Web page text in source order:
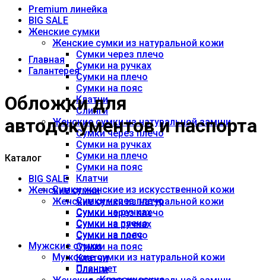
Premium линейка
BIG SALE
Женские сумки
Женские сумки из натуральной кожи
Сумки через плечо
Сумки на ручках
Сумки на плечо
Сумки на пояс
Клатчи
Слинги
Женские сумки из натуральной замши
Сумки через плечо
Сумки на ручках
Сумки на плечо
Сумки на пояс
Клатчи
Сумки женские из искусственной кожи
Сумки через плечо
Сумки на ручках
Сумки на плечо
Сумки на пояс
Мужские сумки
Мужские сумки из натуральной кожи
Планшет
Главная
Галантерея
Обложки для
автодокументов и паспорта
Каталог
BIG SALE
Женские сумки
Женские сумки из натуральной кожи
Сумки через плечо
Сумки на ручках
Сумки на плечо
Сумки на пояс
Клатчи
Слинги